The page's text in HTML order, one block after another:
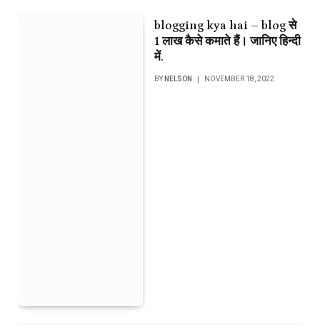
blogging kya hai – blog से
1 लाख कैसे कमाते हैं। जानिए हिन्दी
में.
BY NELSON NOVEMBER 18, 2022